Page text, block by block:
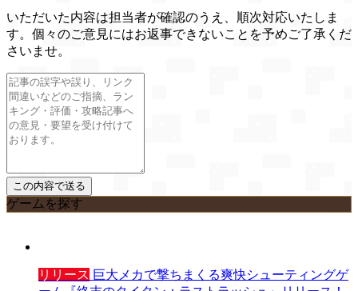
いただいた内容は担当者が確認のうえ、順次対応いたしま
す。個々のご意見にはお返事できないことを予めご了承くだ
さいませ。
ゲームを探す
リリース 巨大メカで撃ちまくる爽快シューティングゲ